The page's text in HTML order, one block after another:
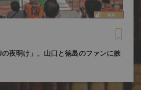
夜明け」。山口と徳島のファンに嫉